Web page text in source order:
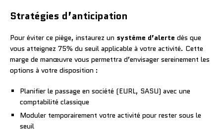
Stratégies d’anticipation
Pour éviter ce piège, instaurez un système d’alerte dès que
vous atteignez 75% du seuil applicable à votre activité. Cette
marge de manœuvre vous permettra d’envisager sereinement les
options à votre disposition :
Planifier le passage en société (EURL, SASU) avec une
comptabilité classique
Moduler temporairement votre activité pour rester sous le
seuil